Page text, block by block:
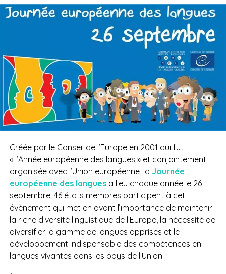
Crééepar le Conseil de l’Europe en 2001 qui fut
« l’Année européenne des langues »et conjointement
organisée avec l’Union européenne, la Journée
européenne des languesa lieu chaque année le 26
septembre. 46 états membres participent à cet
évènement qui met en avant l’importance de maintenir
la riche diversité linguistique de l’Europe, la nécessité de
diversifier la gamme de langues apprises et le
développement indispensable des compétences en
langues vivantes dans les pays de l’Union.